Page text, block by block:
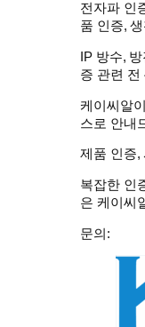
전자파 인
품 인증,
IP 방수,
증 관련 전
케이씨알
스로 안내
제품 인증,
복잡한 인
은 케이씨
문의: